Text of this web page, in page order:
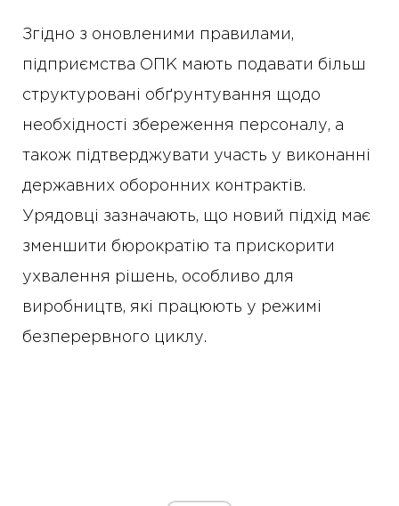
Згідно з оновленими правилами,
підприємства ОПК мають подавати більш
структуровані обґрунтування щодо
необхідності збереження персоналу, а
також підтверджувати участь у виконанні
державних оборонних контрактів.
Урядовці зазначають, що новий підхід має
зменшити бюрократію та прискорити
ухвалення рішень, особливо для
виробництв, які працюють у режимі
безперервного циклу.